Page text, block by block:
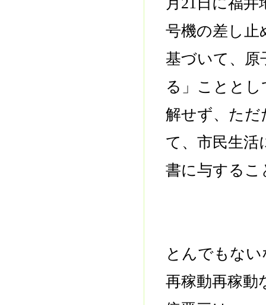
号機の差し止
基づいて、原
る」ことと
解せず、ただ
て、市民生活
書に与する
とんでもな
再稼動再稼動